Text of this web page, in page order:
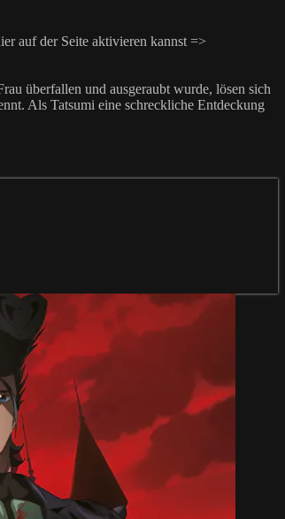
auf der Seite aktivieren kannst =>
überfallen und ausgeraubt wurde, lösen sich
Als Tatsumi eine schreckliche Entdeckung